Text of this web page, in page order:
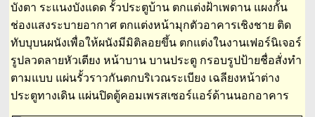
บังตา ระแนงบังแดด รั้วประตูบ้าน ตกแต่งฝ้าเพดาน แผงกั้น
ช่องแสงระบายอากาศ ตกแต่งหน้ามุกตัวอาคารเชิงชาย ติด
ทับบุบนผนังเพื่อให้ผนังมีมิติลอยขึ้น ตกแต่งในงานเฟอร์นิเจอร์
รูปลวดลายหัวเตียง หน้าบาน บานประตู กรอบรูปป้ายชื่อสั่งทำ
ตามแบบ แผ่นรั้วราวกันตกบริเวณระเบียง เฉลียงหน้าต่าง
ประตูทางเดิน แผ่นปิดตู้คอมเพรสเซอร์แอร์ด้านนอกอาคาร